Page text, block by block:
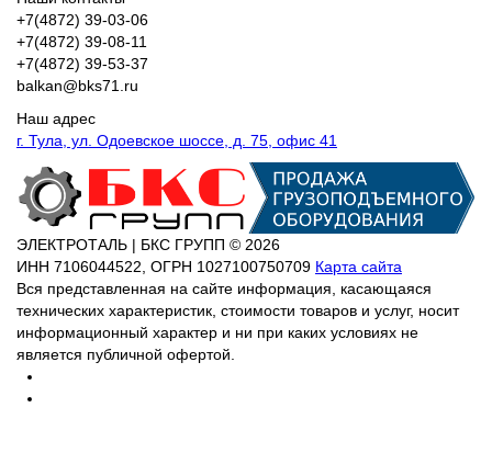
+7(4872) 39-03-06
+7(4872) 39-08-11
+7(4872) 39-53-37
balkan@bks71.ru
Наш адрес
г. Тула, ул. Одоевское шоссе, д. 75, офис 41
ЭЛЕКТРОТАЛЬ | БКС ГРУПП © 2026
ИНН 7106044522, ОГРН 1027100750709 Карта сайта
Вся представленная на сайте информация, касающаяся
технических характеристик, стоимости товаров и услуг, носит
информационный характер и ни при каких условиях не
является публичной офертой.